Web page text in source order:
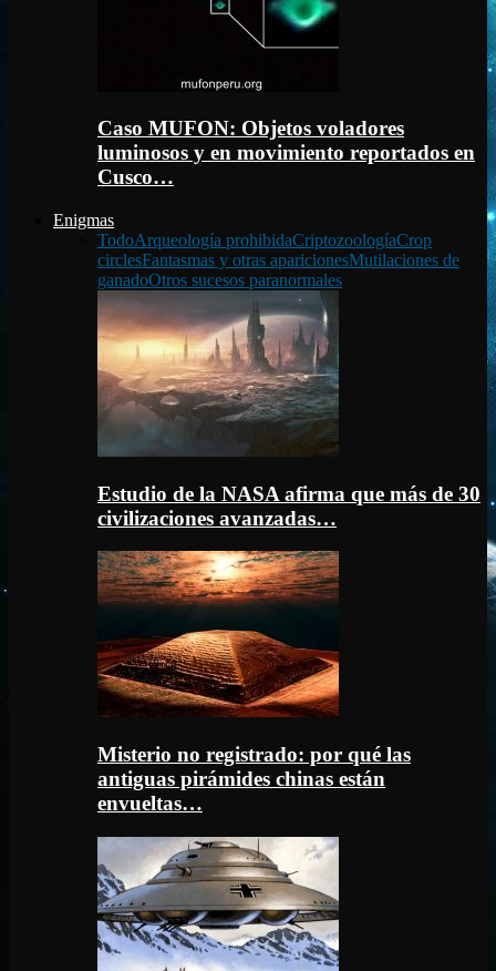
Caso MUFON: Objetos voladores
luminosos y en movimiento reportados en
Cusco…
Enigmas
TodoArqueología prohibidaCriptozoologíaCrop
circlesFantasmas y otras aparicionesMutilaciones de
ganadoOtros sucesos paranormales
Estudio de la NASA afirma que más de 30
civilizaciones avanzadas…
Misterio no registrado: por qué las
antiguas pirámides chinas están
envueltas…